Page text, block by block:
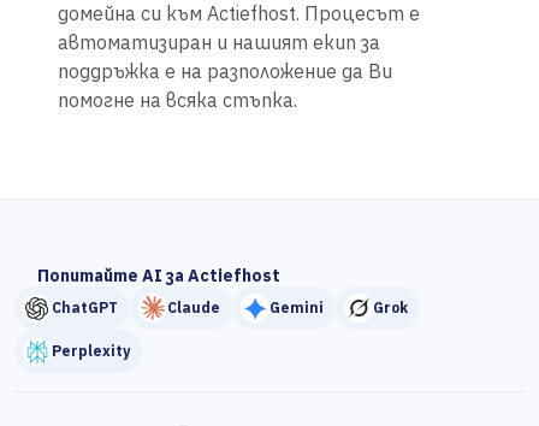
домейна си към Actiefhost. Процесът е
автоматизиран и нашият екип за
поддръжка е на разположение да Ви
помогне на всяка стъпка.
Попитайте AI за Actiefhost
ChatGPT Claude Gemini Grok
Perplexity